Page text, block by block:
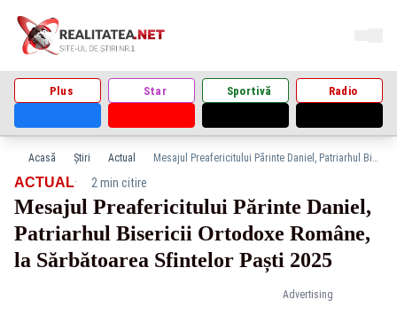
Plus Star Sportivă Radio
Acasă Știri Actual Mesajul Preafericitului Părinte Daniel, Patriarhul Bisericii Ortodoxe Române, la Sărbătoarea Sfintelor Paști 2025
Advertising
ACTUAL· 2 min citire
Mesajul Preafericitului Părinte Daniel,
Patriarhul Bisericii Ortodoxe Române,
la Sărbătoarea Sfintelor Paști 2025